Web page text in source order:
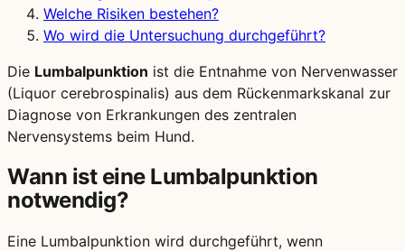
Welche Risiken bestehen?
Wo wird die Untersuchung durchgeführt?
Die Lumbalpunktion ist die Entnahme von Nervenwasser
(Liquor cerebrospinalis) aus dem Rückenmarkskanal zur
Diagnose von Erkrankungen des zentralen
Nervensystems beim Hund.
Wann ist eine Lumbalpunktion
notwendig?
Eine Lumbalpunktion wird durchgeführt, wenn